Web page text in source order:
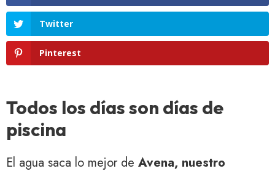
Twitter
Pinterest
Todos los días son días de
piscina
El agua saca lo mejor de Avena, nuestro